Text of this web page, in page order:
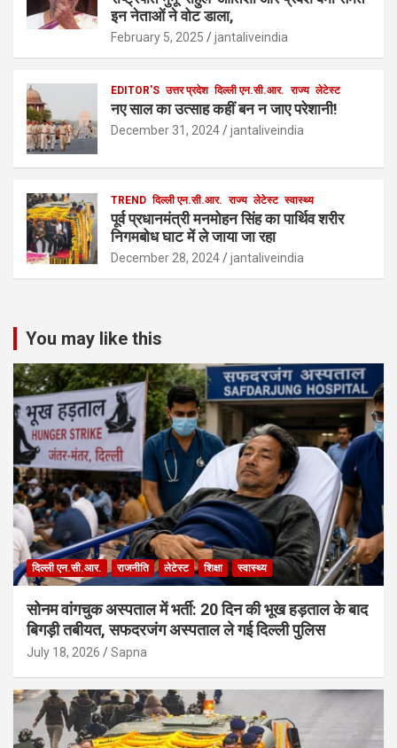
इन नेताओं ने वोट डाला,
February 5, 2025 jantaliveindia
EDITOR'S उत्तर प्रदेश दिल्ली एन.सी.आर. राज्य लेटेस्ट
नए साल का उत्साह कहीं बन न जाए परेशानी!
December 31, 2024 jantaliveindia
TREND दिल्ली एन.सी.आर. राज्य लेटेस्ट स्वास्थ्य
पूर्व प्रधानमंत्री मनमोहन सिंह का पार्थिव शरीर
निगमबोध घाट में ले जाया जा रहा
December 28, 2024 jantaliveindia
You may like this
दिल्ली एन.सी.आर. राजनीति लेटेस्ट शिक्षा स्वास्थ्य
सोनम वांगचुक अस्पताल में भर्ती: 20 दिन की भूख हड़ताल के बाद
बिगड़ी तबीयत, सफदरजंग अस्पताल ले गई दिल्ली पुलिस
July 18, 2026 Sapna